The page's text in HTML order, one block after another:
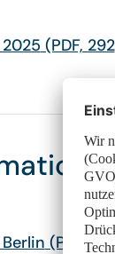
(PDF, 292
(PDF, 2,3